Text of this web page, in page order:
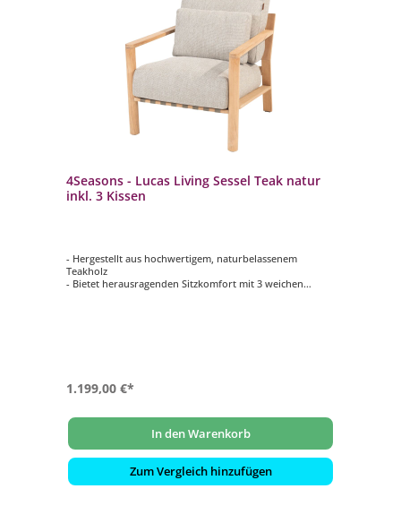
4Seasons - Lucas Living Sessel Teak natur
inkl. 3 Kissen
- Hergestellt aus hochwertigem, naturbelassenem
Teakholz
- Bietet herausragenden Sitzkomfort mit 3 weichen
1.199,00 €*
In den Warenkorb
Zum Vergleich hinzufügen